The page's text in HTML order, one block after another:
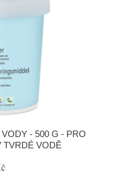
- 500 G - PRO
TVRDÉ VODĚ